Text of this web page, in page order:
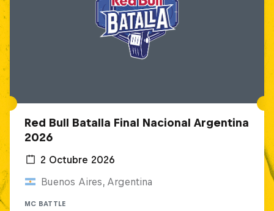
Red Bull Batalla Final Nacional Argentina
2026
2 Octubre 2026
Buenos Aires, Argentina
MC BATTLE